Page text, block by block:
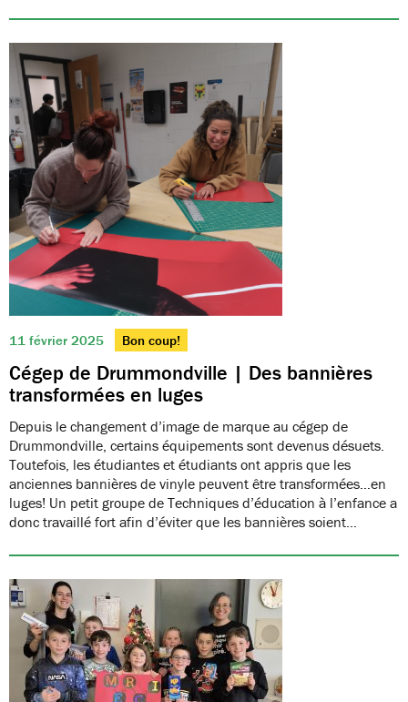
11 février 2025 Bon coup!
Cégep de Drummondville | Des bannières
transformées en luges
Depuis le changement d’image de marque au cégep de
Drummondville, certains équipements sont devenus désuets.
Toutefois, les étudiantes et étudiants ont appris que les
anciennes bannières de vinyle peuvent être transformées…en
luges! Un petit groupe de Techniques d’éducation à l’enfance a
donc travaillé fort afin d’éviter que les bannières soient…